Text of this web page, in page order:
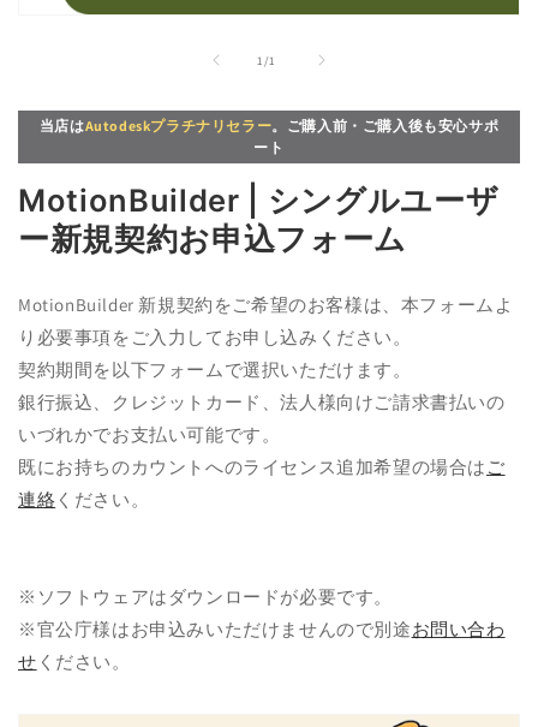
で
ア
を
1/
の1
当店はAutodeskプラチナリセラー。ご購入前・ご購入後も安心サポ
ート
MotionBuilder | シングルユーザ
ー新規契約お申込フォーム
MotionBuilder 新規契約をご希望のお客様は、本フォームよ
り必要事項をご入力してお申し込みください。
契約期間を以下フォームで選択いただけます。
銀行振込、クレジットカード、法人様向けご請求書払いの
いづれかでお支払い可能です。
既にお持ちのカウントへのライセンス追加希望の場合は ご
連絡 ください。
※ソフトウェアはダウンロードが必要です。
※官公庁様はお申込みいただけませんので別途お問い合わ
せ ください。